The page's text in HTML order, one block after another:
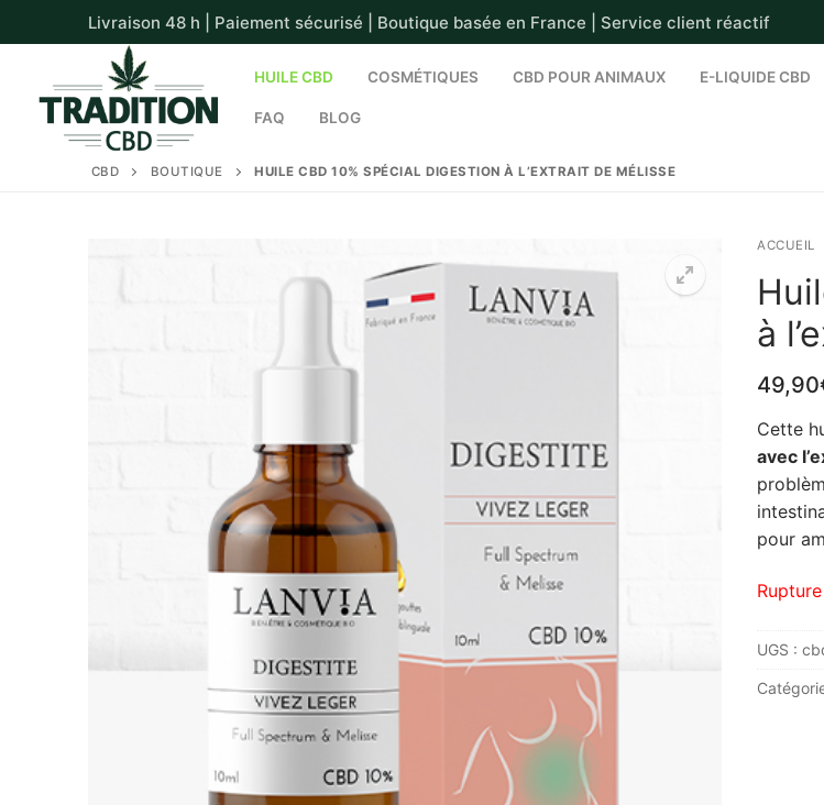
au
Livraison 48 h | Paiement sécurisé | Boutique basée en France | Service client réactif
HUILE CBD COSMÉTIQUES CBD POUR ANIMAUX E-LIQUIDE CBD
FAQ BLOG
CBD BOUTIQUE HUILE CBD 10% SPÉCIAL DIGESTION À L’EXTRAIT DE MÉLISSE
ACCUEIL
à
49,90
Cette
avec
pour
UGS :